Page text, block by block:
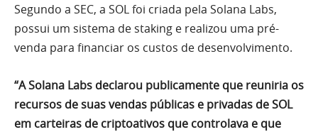
Segundo a SEC, a SOL foi criada pela Solana Labs,
possui um sistema de staking e realizou uma pré-
venda para financiar os custos de desenvolvimento.
“A Solana Labs declarou publicamente que reuniria os
recursos de suas vendas públicas e privadas de SOL
em carteiras de criptoativos que controlava e que